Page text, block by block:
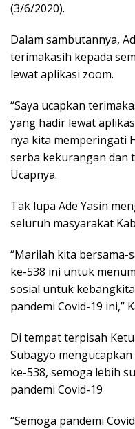
(3/6/2020).
Dalam sambutannya,
terimakasih kepada
lewat aplikasi zoom.
“Saya ucapkan
yang hadir lewat
nya kita memperingati
serba kekurangan dan
Ucapnya.
Tak lupa Ade Yasin
seluruh masyarakat
“Marilah kita bersama-
ke-538 ini untuk
sosial untuk
pandemi Covid-19 ini,”
Di tempat terpisah
Subagyo
ke-538, semoga lebih
pandemi Covid-19
“Semoga pandemi